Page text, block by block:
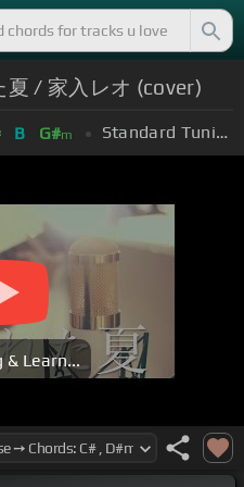
/ 家入レオ (cover)
B G#m Standard Tuning (EADGBE)
& Learn...